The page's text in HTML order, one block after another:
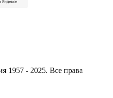
1957 - 2025. Все права